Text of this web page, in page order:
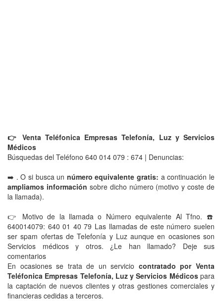
👉 Venta Teléfonica Empresas Telefonía, Luz y Servicios
Médicos
Búsquedas del Teléfono 640 014 079 : 674 | Denuncias:
➡️ . O si busca un número equivalente gratis: a continuación le
ampliamos información sobre dicho número (motivo y coste de
la llamada).
👉 Motivo de la llamada o Número equivalente Al Tfno. ☎️
640014079: 640 01 40 79 Las llamadas de este número suelen
ser spam ofertas de Telefonía y Luz aunque en ocasiones son
Servicios médicos y otros. ¿Le han llamado? Deje sus
comentarios
En ocasiones se trata de un servicio contratado por Venta
Teléfonica Empresas Telefonía, Luz y Servicios Médicos para
la captación de nuevos clientes y otras gestiones comerciales y
financieras cedidas a terceros.